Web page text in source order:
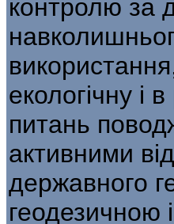
контролю за
екологічну і
питань
активними
державного
геодезичною